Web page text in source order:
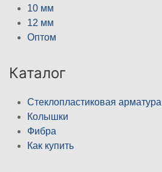
10 мм
12 мм
Оптом
Каталог
Стеклопластиковая арматура
Колышки
Фибра
Как купить